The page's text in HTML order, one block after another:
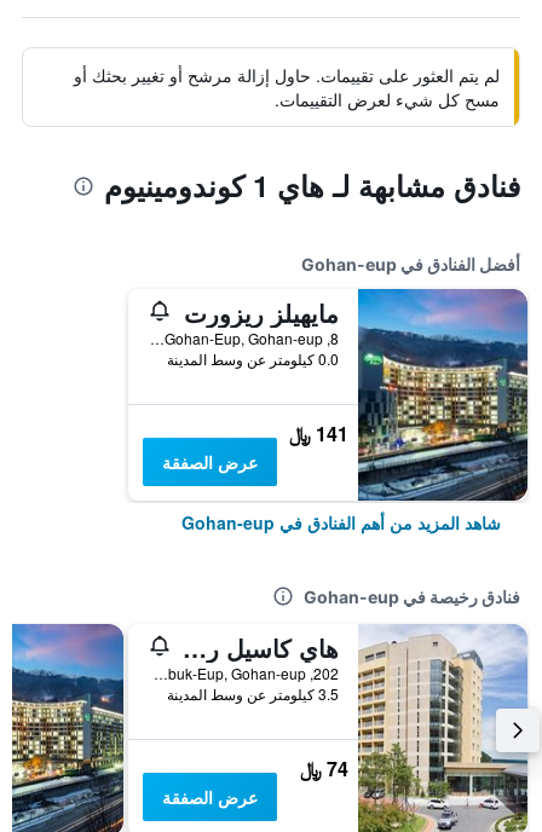
لم يتم العثور على تقييمات. حاول إزالة مرشح أو تغيير بحثك أو
مسح كل شيء لعرض التقييمات.
فنادق مشابهة لـ هاي 1 كوندومينيوم
أفضل الفنادق في Gohan-eup
مايهيلز ريزورت
8, Mulhalli-Gil, Gohan-Eup, Gohan-eup, كوريا الجنوبية
0.0 كيلومتر عن وسط المدينة
141 ﷼
عرض الصفقة
شاهد المزيد من أهم الفنادق في Gohan-eup
فنادق رخيصة في Gohan-eup
هاي كاسيل ريزورت
202, High1-Gil, Sabuk-Eup, Gohan-eup, كوريا الجنوبية
3.5 كيلومتر عن وسط المدينة
74 ﷼
عرض الصفقة